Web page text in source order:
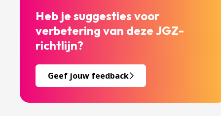
Heb je suggesties voor
verbetering van deze JGZ-
richtlijn?
Geef jouw feedback